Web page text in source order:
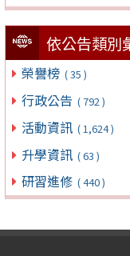
依公告類別
榮譽榜 ( 35 )
行政公告 ( 792 )
活動資訊 ( 1,624 )
升學資訊 ( 63 )
研習進修 ( 440 )